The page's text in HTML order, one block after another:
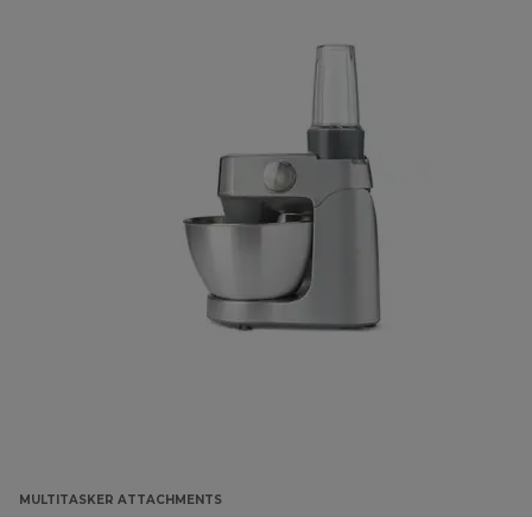
MULTITASKER ATTACHMENTS